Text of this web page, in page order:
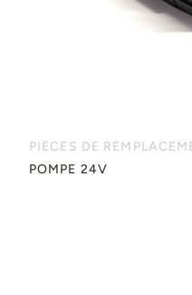
PIÈCES DE
POMPE 24V